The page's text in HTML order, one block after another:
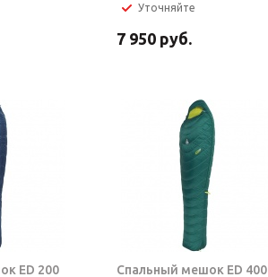
Уточняйте
7 950руб.
ED 200
Спальный мешок ED 400